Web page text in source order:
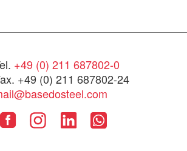
+49 (0) 211 687802-0
+49 (0) 211 687802-24